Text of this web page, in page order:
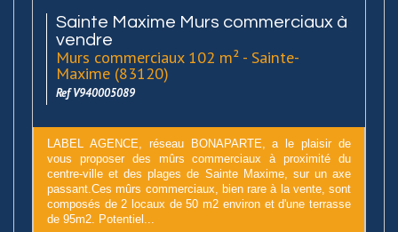
Sainte Maxime Murs commerciaux à
vendre
Murs commerciaux 102 m² - Sainte-
Maxime (83120)
Ref V940005089
LABEL AGENCE, réseau BONAPARTE, a le plaisir de
vous proposer des mûrs commerciaux à proximité du
centre-ville et des plages de Sainte Maxime, sur un axe
passant.Ces mûrs commerciaux, bien rare à la vente, sont
composés de 2 locaux de 50 m2 environ et d'une terrasse
de 95m2. Potentiel...